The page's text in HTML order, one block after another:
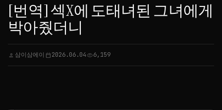
[번역] 섹X에 도태녀된 그녀에게
박아줬더니
person 삼이삼에이 calendar_today2026.06.04visibility6,159